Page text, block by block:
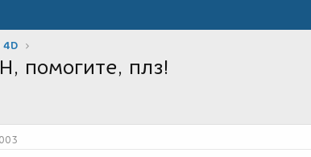
4D
помогите, плз!